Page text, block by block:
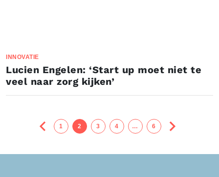
INNOVATIE
Lucien Engelen: ‘Start up moet niet te
veel naar zorg kijken’
1 2 3 4 … 6